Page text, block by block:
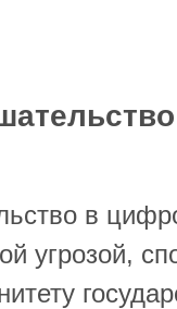
в
угрозой,